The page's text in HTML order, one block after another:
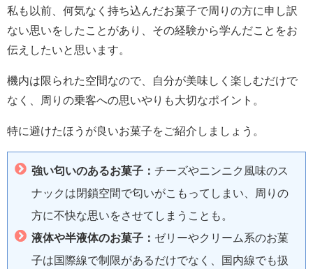
私も以前、何気なく持ち込んだお菓子で周りの方に申し訳
ない思いをしたことがあり、その経験から学んだことをお
伝えしたいと思います。
機内は限られた空間なので、自分が美味しく楽しむだけで
なく、周りの乗客への思いやりも大切なポイント。
特に避けたほうが良いお菓子をご紹介しましょう。
強い匂いのあるお菓子： チーズやニンニク風味のス
ナックは閉鎖空間で匂いがこもってしまい、周りの
方に不快な思いをさせてしまうことも。
液体や半液体のお菓子： ゼリーやクリーム系のお菓
子は国際線で制限があるだけでなく、国内線でも扱